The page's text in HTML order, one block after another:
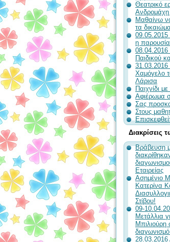
Θεατρικό
Ανδρομάχη
Μαθαίνω
τα
η
08.04.2016
Παιδικού
31.03.2016
Χαμόγελο
Λάρισα
Παιχνίδι
Αφιέρωμα
Σας
Στους
Διακρίσεις
Βράβευση
Εταιρείας
Ασημένιο
Κατερίνα
Στίβου!
09-
Μετάλλια
Μπιλιούρη
28.03.2016